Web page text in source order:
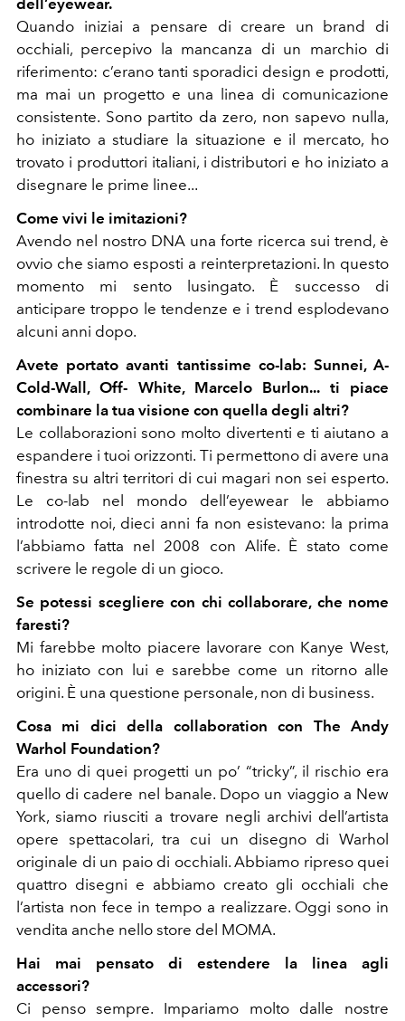
dell’eyewear.
Quando iniziai a pensare di creare un brand di
occhiali, percepivo la mancanza di un marchio di
riferimento: c’erano tanti sporadici design e prodotti,
ma mai un progetto e una linea di comunicazione
consistente. Sono partito da zero, non sapevo nulla,
ho iniziato a studiare la situazione e il mercato, ho
trovato i produttori italiani, i distributori e ho iniziato a
disegnare le prime linee...
Come vivi le imitazioni?
Avendo nel nostro DNA una forte ricerca sui trend, è
ovvio che siamo esposti a reinterpretazioni. In questo
momento mi sento lusingato. È successo di
anticipare troppo le tendenze e i trend esplodevano
alcuni anni dopo.
Avete portato avanti tantissime co-lab: Sunnei, A-
Cold-Wall, Off- White, Marcelo Burlon... ti piace
combinare la tua visione con quella degli altri?
Le collaborazioni sono molto divertenti e ti aiutano a
espandere i tuoi orizzonti. Ti permettono di avere una
finestra su altri territori di cui magari non sei esperto.
Le co-lab nel mondo dell’eyewear le abbiamo
introdotte noi, dieci anni fa non esistevano: la prima
l’abbiamo fatta nel 2008 con Alife. È stato come
scrivere le regole di un gioco.
Se potessi scegliere con chi collaborare, che nome
faresti?
Mi farebbe molto piacere lavorare con Kanye West,
ho iniziato con lui e sarebbe come un ritorno alle
origini. È una questione personale, non di business.
Cosa mi dici della collaboration con The Andy
Warhol Foundation?
Era uno di quei progetti un po’ “tricky”, il rischio era
quello di cadere nel banale. Dopo un viaggio a New
York, siamo riusciti a trovare negli archivi dell’artista
opere spettacolari, tra cui un disegno di Warhol
originale di un paio di occhiali. Abbiamo ripreso quei
quattro disegni e abbiamo creato gli occhiali che
l’artista non fece in tempo a realizzare. Oggi sono in
vendita anche nello store del MOMA.
Hai mai pensato di estendere la linea agli
accessori?
Ci penso sempre. Impariamo molto dalle nostre